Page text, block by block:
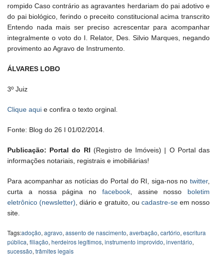
rompido Caso contrário as agravantes herdariam do pai adotivo e
do pai biológico, ferindo o preceito constitucional acima transcrito
Entendo nada mais ser preciso acrescentar para acompanhar
integralmente o voto do I. Relator, Des. Silvio Marques, negando
provimento ao Agravo de Instrumento.
ÁLVARES LOBO
3º Juiz
Clique aqui e confira o texto orginal.
Fonte: Blog do 26 I 01/02/2014.
Publicação: Portal do RI (Registro de Imóveis) | O Portal das
informações notariais, registrais e imobiliárias!
Para acompanhar as notícias do Portal do RI, siga-nos no twitter,
curta a nossa página no facebook, assine nosso boletim
eletrônico (newsletter) , diário e gratuito, ou cadastre-seem nosso
site.
Tags:adoção, agravo, assento de nascimento, averbação, cartório, escritura
pública, filiação, herdeiros legítimos, instrumento improvido, inventário,
sucessão, trâmites legais